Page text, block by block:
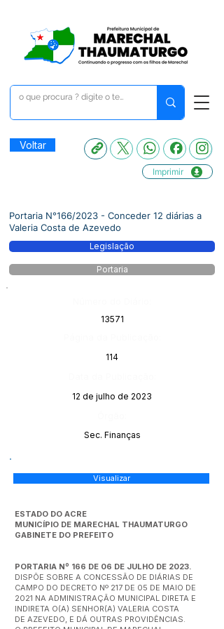
Voltar
Imprimir
Portaria N°166/2023 - Conceder 12 diárias a
Valeria Costa de Azevedo
Legislação
Portaria
13571
114
12 de julho de 2023
Sec. Finanças
Visualizar
ESTADO DO ACRE
MUNICÍPIO DE MARECHAL THAUMATURGO
GABINETE DO PREFEITO
PORTARIA Nº 166 DE 06 DE JULHO DE 2023.
DISPÕE SOBRE A CONCESSÃO DE DIÁRIAS DE
CAMPO DO DECRETO Nº 217 DE 05 DE MAIO DE
2021 NA ADMINISTRAÇÃO MUNICIPAL DIRETA E
INDIRETA O(A) SENHOR(A) VALERIA COSTA
DE AZEVEDO, E DÁ OUTRAS PROVIDÊNCIAS.